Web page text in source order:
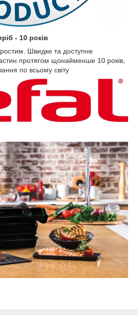
- 10 років
Швидке та доступне
протягом щонайменше 10 років,
по всьому світу